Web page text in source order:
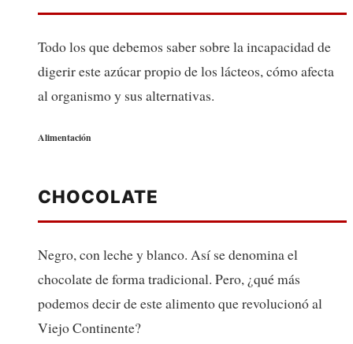
Todo los que debemos saber sobre la incapacidad de
digerir este azúcar propio de los lácteos, cómo afecta
al organismo y sus alternativas.
Alimentación
CHOCOLATE
Negro, con leche y blanco. Así se denomina el
chocolate de forma tradicional. Pero, ¿qué más
podemos decir de este alimento que revolucionó al
Viejo Continente?